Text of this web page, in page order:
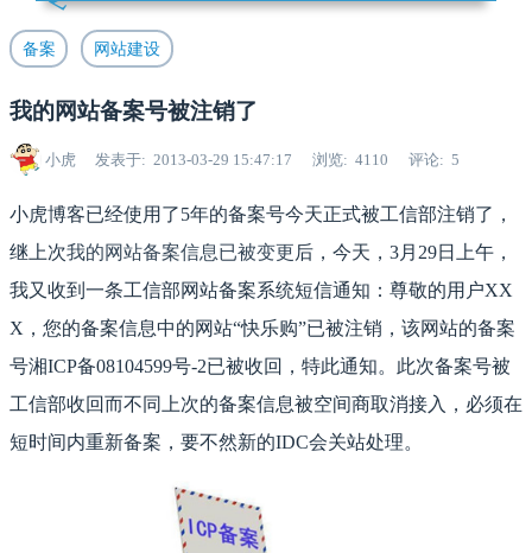
备案 网站建设
我的网站备案号被注销了
小虎 发表于 2013-03-29 15:47:17 浏览 4110 评论 5
小虎博客已经使用了5年的备案号今天正式被工信部注销了，
继上次我的网站备案信息已被变更后，今天，3月29日上午，
我又收到一条工信部网站备案系统短信通知：尊敬的用户XX
X，您的备案信息中的网站“快乐购”已被注销，该网站的备案
号湘ICP备08104599号-2已被收回，特此通知。此次备案号被
工信部收回而不同上次的备案信息被空间商取消接入，必须在
短时间内重新备案，要不然新的IDC会关站处理。